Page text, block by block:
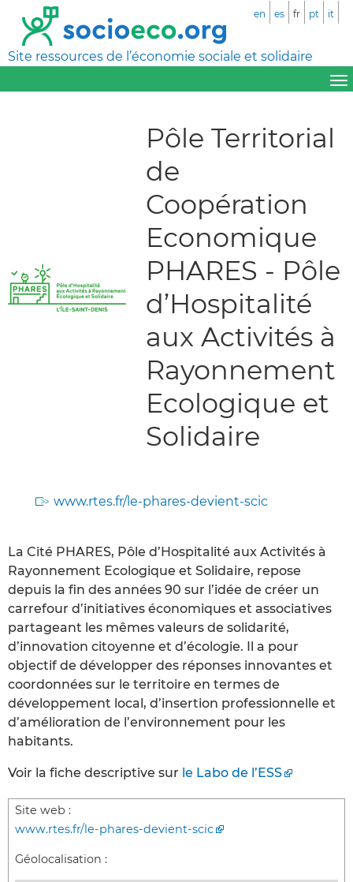
Site ressources de l’économie sociale et solidaire
en es fr pt it
Pôle Territorial
de
Coopération
Economique
PHARES - Pôle
d’Hospitalité
aux Activités à
Rayonnement
Ecologique et
Solidaire
www.rtes.fr/le-phares-devient-scic
La Cité PHARES, Pôle d’Hospitalité aux Activités à
Rayonnement Ecologique et Solidaire, repose
depuis la fin des années 90 sur l’idée de créer un
carrefour d’initiatives économiques et associatives
partageant les mêmes valeurs de solidarité,
d’innovation citoyenne et d’écologie. Il a pour
objectif de développer des réponses innovantes et
coordonnées sur le territoire en termes de
développement local, d’insertion professionnelle et
d’amélioration de l’environnement pour les
habitants.
Voir la fiche descriptive sur le Labo de l’ESS
Site web :
www.rtes.fr/le-phares-devient-scic
Géolocalisation :